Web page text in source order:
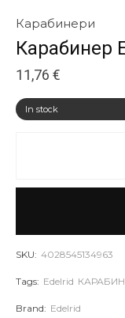
Карабинери
Карабинер
11,76 €
In stock
SKU: 4028545134963
Tags: Edelrid
Brand: Edelrid